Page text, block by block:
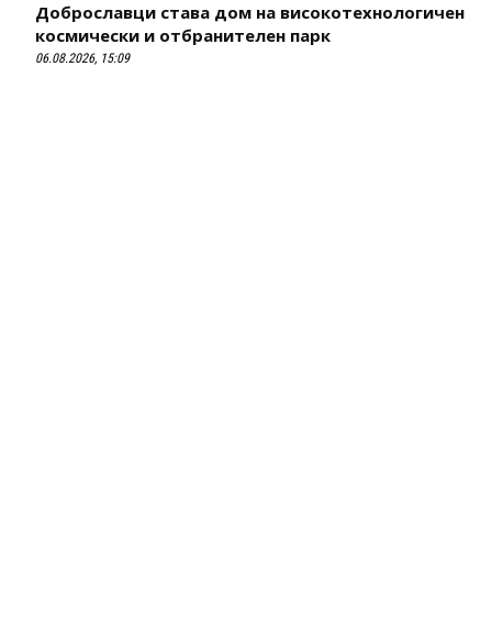
Доброславци става дом на високотехнологичен
космически и отбранителен парк
06.08.2026, 15:09